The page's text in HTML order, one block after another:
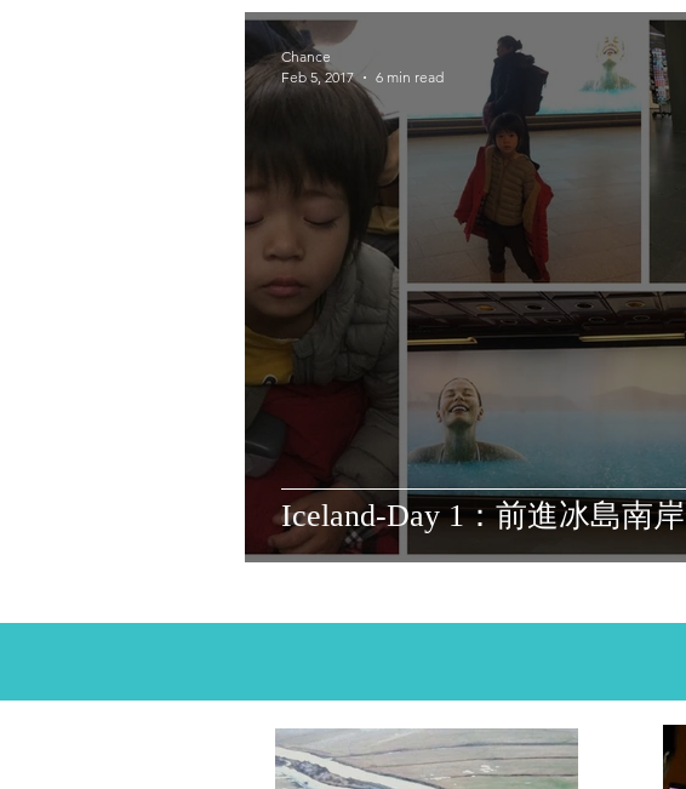
Iceland-Day 1：前進冰島南岸
Chance
Feb 5, 2017
6 min read